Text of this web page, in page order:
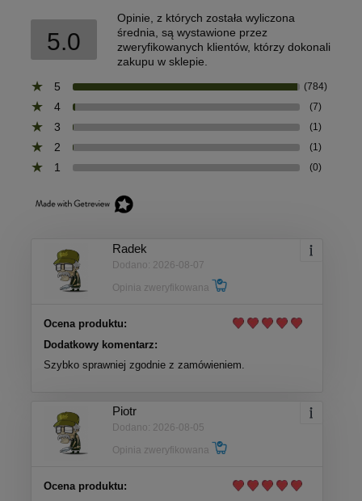
5.0
Opinie, z których została wyliczona
średnia, są wystawione przez
zweryfikowanych klientów, którzy dokonali
zakupu w sklepie.
5
(784)
4 (7)
3 (1)
2 (1)
1 (0)
Radek
Dodano: 2026-08-07
Opinia zweryfikowana
Ocena produktu:
Dodatkowy komentarz:
Szybko sprawniej zgodnie z zamówieniem.
Piotr
Dodano: 2026-08-05
Opinia zweryfikowana
Ocena produktu: